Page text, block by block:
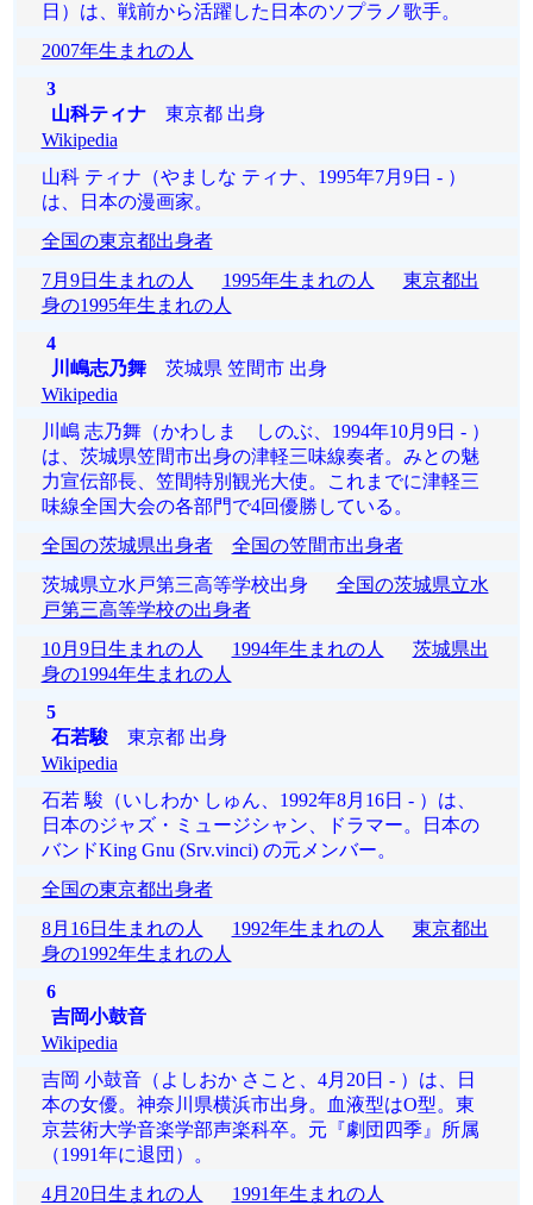
日）は、戦前から活躍した日本のソプラノ歌手。
2007年生まれの人
3
山科ティナ東京都 出身
Wikipedia
山科 ティナ（やましな ティナ、1995年7月9日 - ）
は、日本の漫画家。
全国の東京都出身者
7月9日生まれの人
1995年生まれの人
東京都出
身の1995年生まれの人
4
川嶋志乃舞茨城県 笠間市 出身
Wikipedia
川嶋 志乃舞（かわしま しのぶ、1994年10月9日 - ）
は、茨城県笠間市出身の津軽三味線奏者。みとの魅
力宣伝部長、笠間特別観光大使。これまでに津軽三
味線全国大会の各部門で4回優勝している。
全国の茨城県出身者
全国の笠間市出身者
茨城県立水戸第三高等学校出身 全国の茨城県立水
戸第三高等学校の出身者
10月9日生まれの人
1994年生まれの人
茨城県出
身の1994年生まれの人
5
石若駿東京都 出身
Wikipedia
石若 駿（いしわか しゅん、1992年8月16日 - ）は、
日本のジャズ・ミュージシャン、ドラマー。日本の
バンドKing Gnu (Srv.vinci) の元メンバー。
全国の東京都出身者
8月16日生まれの人
1992年生まれの人
東京都出
身の1992年生まれの人
6
吉岡小鼓音
Wikipedia
吉岡 小鼓音（よしおか さこと、4月20日 - ）は、日
本の女優。神奈川県横浜市出身。血液型はO型。東
京芸術大学音楽学部声楽科卒。元『劇団四季』所属
（1991年に退団）。
4月20日生まれの人
1991年生まれの人